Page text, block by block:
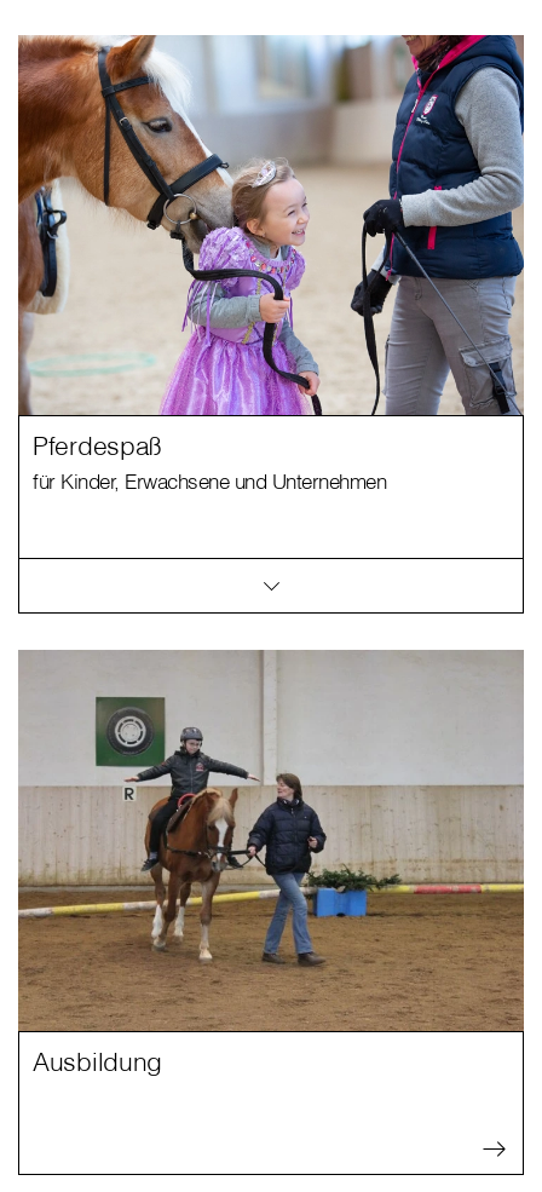
Pferdespaß
für Kinder, Erwachsene und Unternehmen
Ausbildung